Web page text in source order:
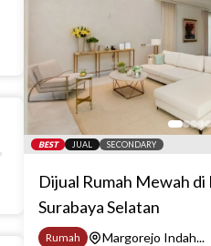
BEST JUAL SECONDARY
Dijual Rumah Mewah
Surabaya Selatan
Rumah
Margorejo Indah...